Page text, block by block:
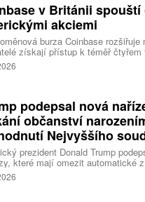
v Británii
akciemi
burza Coinbase
získají přístup k téměř
v aplikaci, ve které spravují
podepsal nová
občanství
Nejvyššího
prezident Donald Trump
které mají omezit automatické
Spojených států. Přichází s
soud odmítl jeho předchozí